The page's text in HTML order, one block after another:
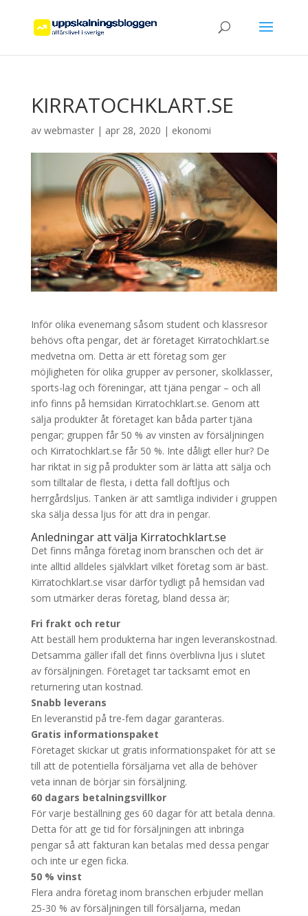
KIRRATOCHKLART.SE
av webmaster| apr 28, 2020 | ekonomi
Inför olika evenemang såsom student och klassresor
behövs ofta pengar, det är företaget Kirratochklart.se
medvetna om. Detta är ett företag som ger
möjligheten för olika grupper av personer, skolklasser,
sports-lag och föreningar, att tjäna pengar – och all
info finns på hemsidan Kirratochklart.se. Genom att
sälja produkter åt företaget kan båda parter tjäna
pengar; gruppen får 50 % av vinsten av försäljningen
och Kirratochklart.se får 50 %. Inte dåligt eller hur? De
har riktat in sig på produkter som är lätta att sälja och
som tilltalar de flesta, i detta fall doftljus och
herrgårdsljus. Tanken är att samtliga individer i gruppen
ska sälja dessa ljus för att dra in pengar.
Anledningar att välja Kirratochklart.se
Det finns många företag inom branschen och det är
inte alltid alldeles självklart vilket företag som är bäst.
Kirratochklart.se visar därför tydligt på hemsidan vad
som utmärker deras företag, bland dessa är;
Fri frakt och retur
Att beställ hem produkterna har ingen leveranskostnad.
Detsamma gäller ifall det finns överblivna ljus i slutet
av försäljningen. Företaget tar tacksamt emot en
returnering utan kostnad.
Snabb leverans
En leveranstid på tre-fem dagar garanteras.
Gratis informationspaket
Företaget skickar ut gratis informationspaket för att se
till att de potentiella försäljarna vet alla de behöver
veta innan de börjar sin försäljning.
60 dagars betalningsvillkor
För varje beställning ges 60 dagar för att betala denna.
Detta för att ge tid för försäljningen att inbringa
pengar så att fakturan kan betalas med dessa pengar
och inte ur egen ficka.
50 % vinst
Flera andra företag inom branschen erbjuder mellan
25-30 % av försäljningen till försäljarna, medan